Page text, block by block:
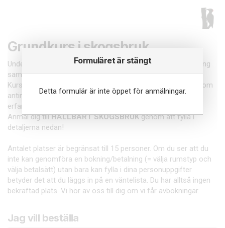
Formuläret är stängt
Detta formulär är inte öppet för anmälningar.
Grundkurs i skogsbruk
Under hösten startar Spillkråkan två kurser: en grundutbildning
samt en kurs i hållbart skogsbruk.
Kursen
vänder sig till Spillkråkor som
antingen gått Spillkråkans grundutbildning eller har viss
erfarenhet kring skogsbruk.
Anmäl dig tillHÅLLBART SKOGSBRUKgenom att fylla i
detaljerna nedan!
Antalet platser är begränsat till 15 personer. Om du ser att du
inte kan genomföra en bokning/betalning (= välja rumstyp och
välja betalsätt) utan bara kan fylla i dina personuppgifter
betyder det att du läggs in på en väntelista. Du har alltså ingen
bekräftad plats. Vi hör av oss till dig om vi får avbokningar.
Jag vill beställa